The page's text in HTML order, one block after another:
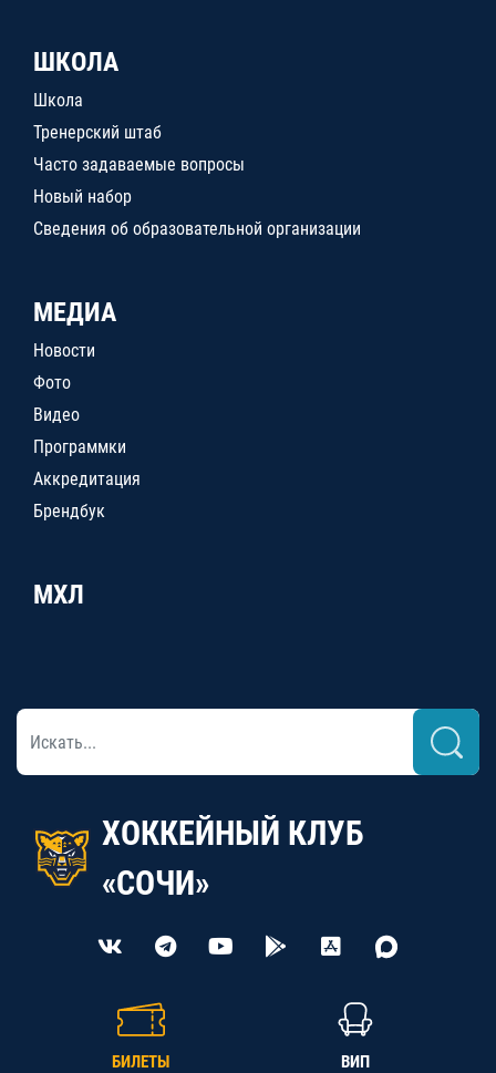
ШКОЛА
Школа
Тренерский штаб
Часто задаваемые вопросы
Новый набор
Сведения об образовательной организации
МЕДИА
Новости
Фото
Видео
Программки
Аккредитация
Брендбук
МХЛ
ХОККЕЙНЫЙ КЛУБ
«СОЧИ»
БИЛЕТЫ ВИП